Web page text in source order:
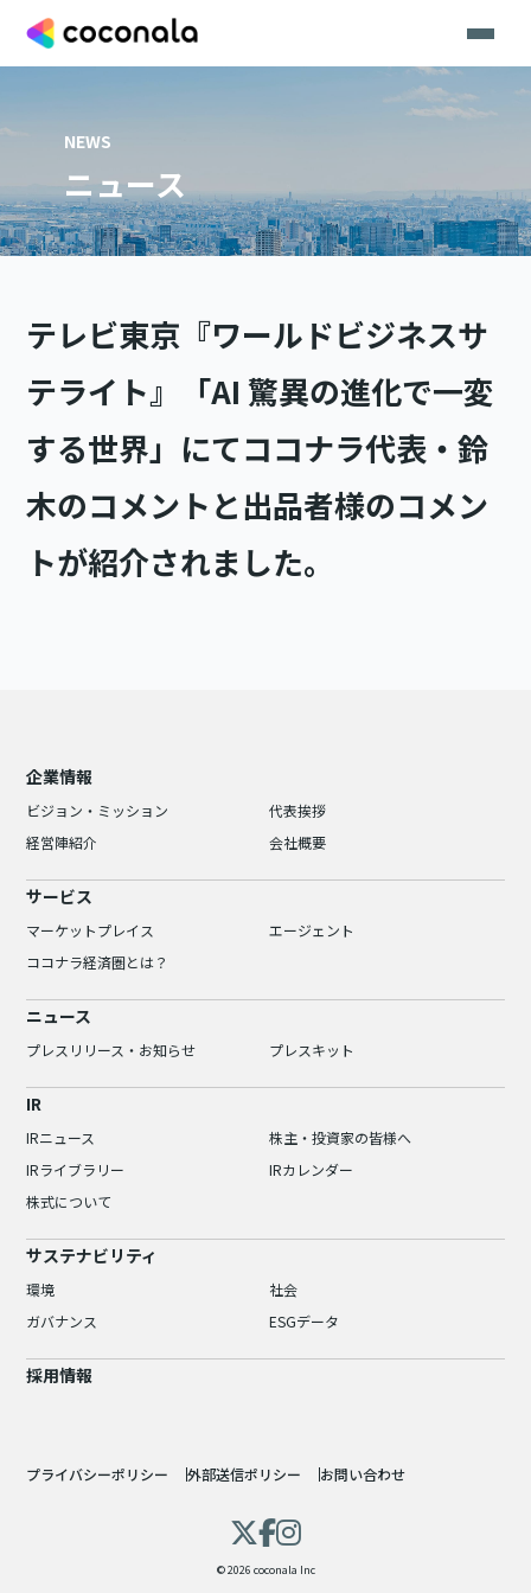
NEWS
ニュース
テレビ東京『ワールドビジネスサ
テライト』「AI 驚異の進化で一変
する世界」にてココナラ代表・鈴
木のコメントと出品者様のコメン
トが紹介されました。
企業情報
ビジョン・ミッション
代表挨拶
経営陣紹介
会社概要
サービス
マーケットプレイス
エージェント
ココナラ経済圏とは？
ニュース
プレスリリース・お知らせ プレスキット
IR
IRニュース
株主・投資家の皆様へ
IRライブラリー
IRカレンダー
株式について
サステナビリティ
環境
社会
ガバナンス
ESGデータ
採用情報
プライバシーポリシー 外部送信ポリシー お問い合わせ
© 2026 coconala Inc